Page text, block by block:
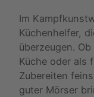
Im
Küchenhelfer,
überzeugen.
Küche oder als
Zubereiten
guter Mörser